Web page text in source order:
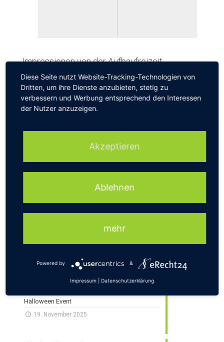
Impressionen von der Aufbaufreizeit
Mitglied im Förderverein werden
Halloween Event
19. November 2025
Diese Seite nutzt Website-Tracking-Technologien von
Dritten, um ihre Dienste anzubieten, stetig zu
verbessern und Werbung entsprechend den Interessen
der Nutzer anzuzeigen.
Akzeptieren
Ablehnen
mehr
Powered by &
Impressum Datenschutzerklärung